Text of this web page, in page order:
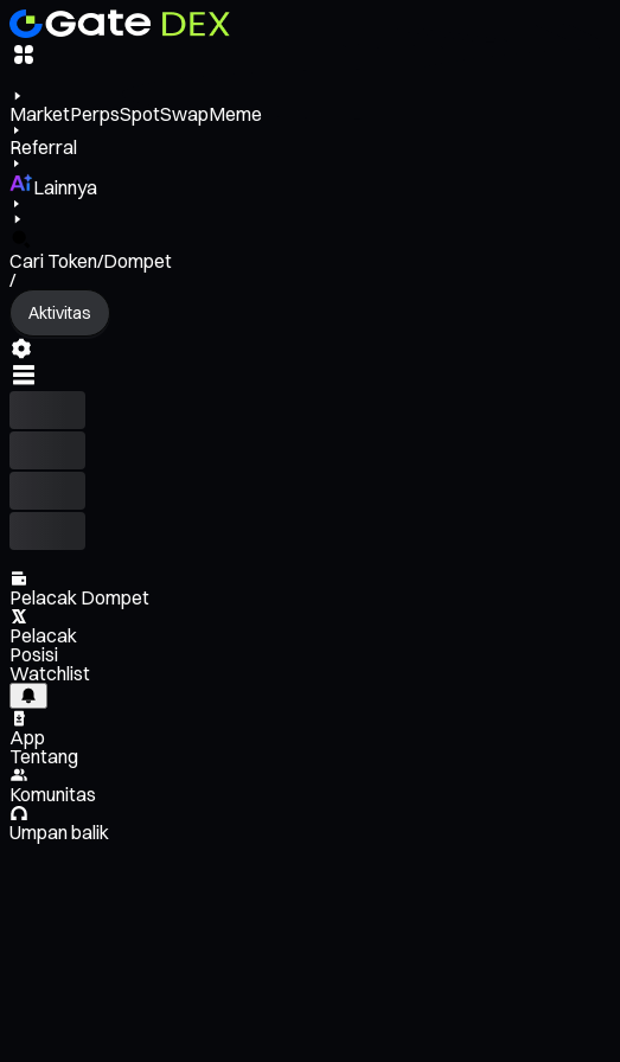
MarketPerpsSpotSwapMeme
Referral
Lainnya
Cari Token/Dompet
/
Aktivitas
Pelacak Dompet
Pelacak
Posisi
Watchlist
App
Tentang
Komunitas
Umpan balik